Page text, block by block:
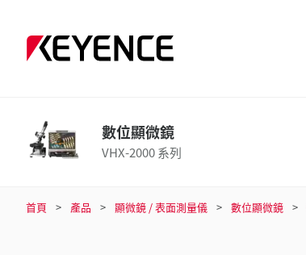
數位顯微鏡
VHX-2000 系列
首頁 產品 顯微鏡 / 表面測量儀 數位顯微鏡